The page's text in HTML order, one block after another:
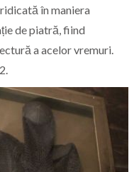
în maniera
de piatră, fiind
a acelor vremuri.